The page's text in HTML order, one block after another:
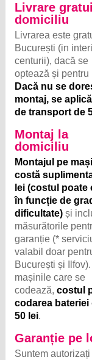
Livrare
domiciliu
Livrarea este
București (in
centurii), dacă se
optează și pentru
Dacă nu se
montaj, se
de transport de
Montaj la
domiciliu
Montajul pe
costă
lei (costul poate
în funcție de
dificultate) și
măsurătorile
garanție (*
valabil doar
București și
mașinile care se
codează,costul
codarea bateriei
50 lei.
Garanție pe
Suntem autorizați